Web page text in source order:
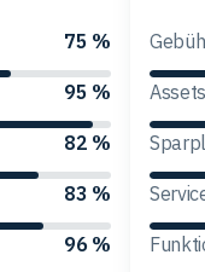
75 %
95 %
82 %
83 %
96 %
-